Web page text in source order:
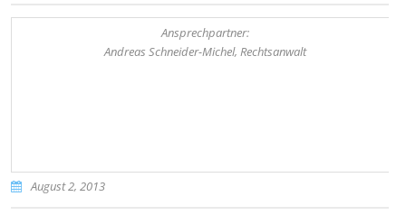
Ansprechpartner:
Andreas Schneider-Michel, Rechtsanwalt
August 2, 2013